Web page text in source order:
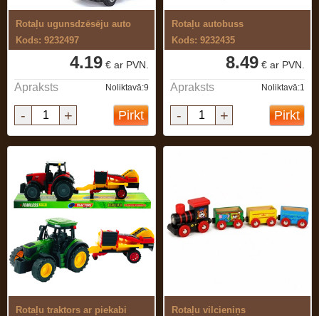
Rotaļu ugunsdzēsēju auto
Kods: 9232497
4.19 € ar PVN.
Apraksts Noliktavā:9
- + Pirkt
Rotaļu autobuss
Kods: 9232435
8.49 € ar PVN.
Apraksts Noliktavā:1
- + Pirkt
Rotaļu traktors ar piekabi
Rotaļu vilcieniņs